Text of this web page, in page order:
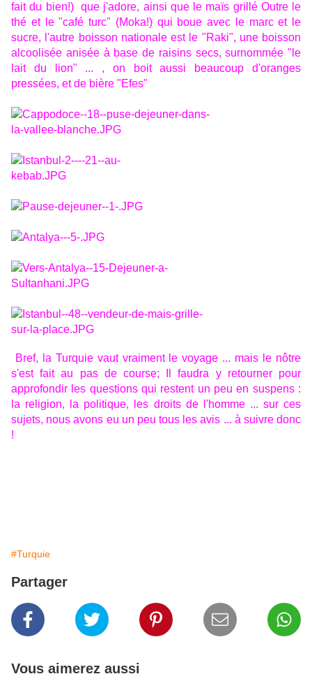
fait du bien!) que j'adore, ainsi que le maïs grillé Outre le
thé et le "café turc" (Moka!) qui boue avec le marc et le
sucre, l'autre boisson nationale est le "Raki", une boisson
alcoolisée anisée à base de raisins secs, surnommée "le
lait du lion" ... , on boit aussi beaucoup d'oranges
pressées, et de bière "Efes"
Bref, la Turquie vaut vraiment le voyage ... mais le nôtre
s'est fait au pas de course; Il faudra y retourner pour
approfondir les questions qui restent un peu en suspens :
la religion, la politique, les droits de l'homme ... sur ces
sujets, nous avons eu un peu tous les avis ... à suivre donc
!
#Turquie
Partager
Vous aimerez aussi